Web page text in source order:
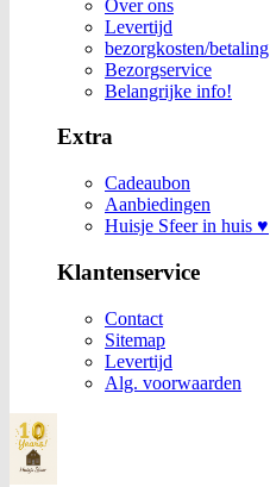
Over ons
Levertijd
bezorgkosten/betaling
Bezorgservice
Belangrijke info!
Extra
Cadeaubon
Aanbiedingen
Huisje Sfeer in huis ♥
Klantenservice
Contact
Sitemap
Levertijd
Alg. voorwaarden